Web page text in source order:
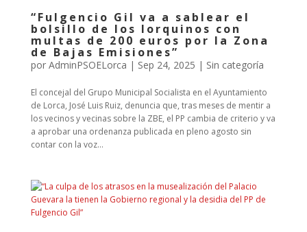
“Fulgencio Gil va a sablear el
bolsillo de los lorquinos con
multas de 200 euros por la Zona
de Bajas Emisiones”
por AdminPSOELorca | Sep 24, 2025 | Sin categoría
El concejal del Grupo Municipal Socialista en el Ayuntamiento
de Lorca, José Luis Ruiz, denuncia que, tras meses de mentir a
los vecinos y vecinas sobre la ZBE, el PP cambia de criterio y va
a aprobar una ordenanza publicada en pleno agosto sin
contar con la voz...